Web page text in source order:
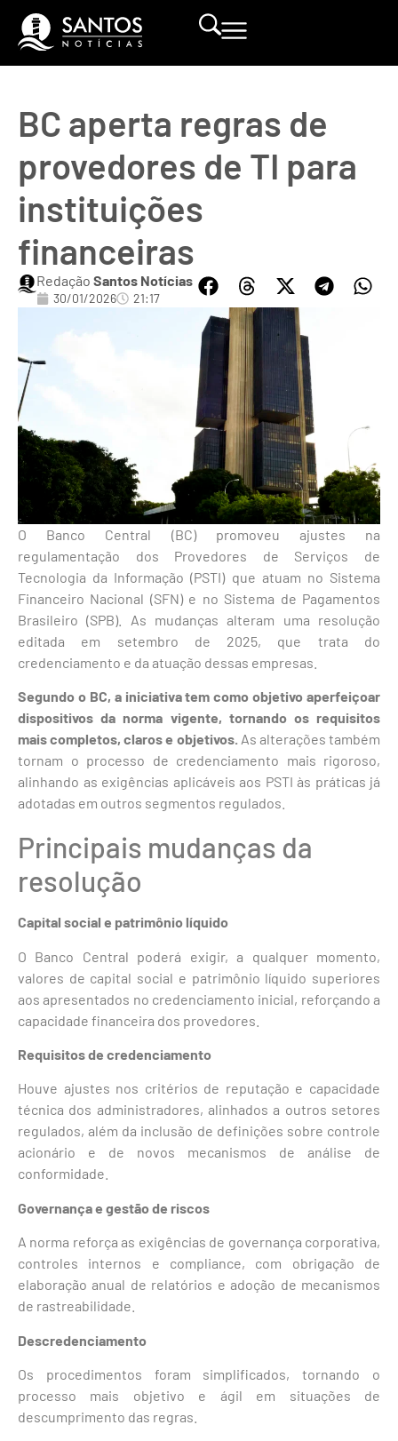
BC aperta regras de
provedores de TI para
instituições
financeiras
Redação Santos Notícias
30/01/2026 21:17
O Banco Central (BC) promoveu ajustes na
regulamentação dos Provedores de Serviços de
Tecnologia da Informação (PSTI) que atuam no Sistema
Financeiro Nacional (SFN) e no Sistema de Pagamentos
Brasileiro (SPB). As mudanças alteram uma resolução
editada em setembro de 2025, que trata do
credenciamento e da atuação dessas empresas.
Segundo o BC, a iniciativa tem como objetivo aperfeiçoar
dispositivos da norma vigente, tornando os requisitos
mais completos, claros e objetivos. As alterações também
tornam o processo de credenciamento mais rigoroso,
alinhando as exigências aplicáveis aos PSTI às práticas já
adotadas em outros segmentos regulados.
Principais mudanças da
resolução
Capital social e patrimônio líquido
O Banco Central poderá exigir, a qualquer momento,
valores de capital social e patrimônio líquido superiores
aos apresentados no credenciamento inicial, reforçando a
capacidade financeira dos provedores.
Requisitos de credenciamento
Houve ajustes nos critérios de reputação e capacidade
técnica dos administradores, alinhados a outros setores
regulados, além da inclusão de definições sobre controle
acionário e de novos mecanismos de análise de
conformidade.
Governança e gestão de riscos
A norma reforça as exigências de governança corporativa,
controles internos e compliance, com obrigação de
elaboração anual de relatórios e adoção de mecanismos
de rastreabilidade.
Descredenciamento
Os procedimentos foram simplificados, tornando o
processo mais objetivo e ágil em situações de
descumprimento das regras.